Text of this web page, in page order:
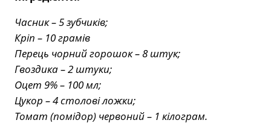
Часник – 5 зубчиків;
Кріп – 10 грамів
Перець чорний горошок – 8 штук;
Гвоздика – 2 штуки;
Оцет 9% – 100 мл;
Цукор – 4 столові ложки;
Томат (помідор) червоний – 1 кілограм.